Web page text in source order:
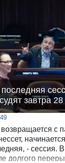
завтра
с
- сессия.
долгого